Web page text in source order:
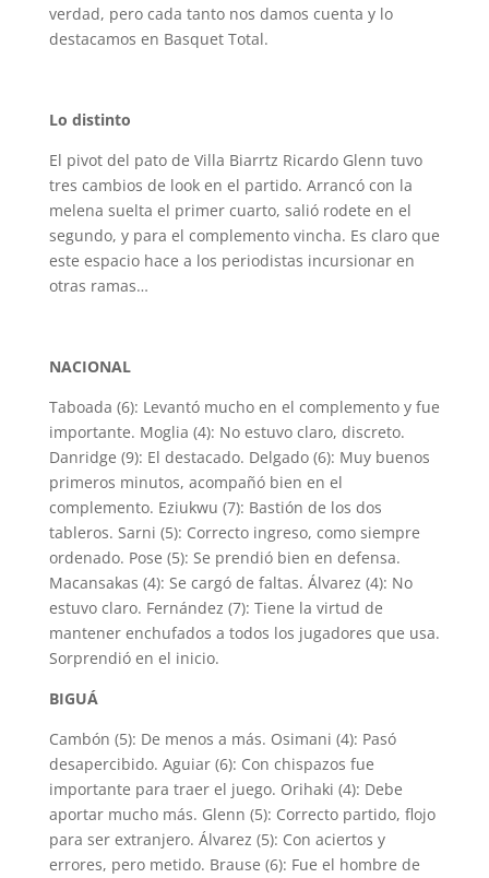
verdad, pero cada tanto nos damos cuenta y lo
destacamos en Basquet Total.
Lo distinto
El pivot del pato de Villa Biarrtz Ricardo Glenn tuvo
tres cambios de look en el partido. Arrancó con la
melena suelta el primer cuarto, salió rodete en el
segundo, y para el complemento vincha. Es claro que
este espacio hace a los periodistas incursionar en
otras ramas…
NACIONAL
Taboada (6): Levantó mucho en el complemento y fue
importante. Moglia (4): No estuvo claro, discreto.
Danridge (9): El destacado. Delgado (6): Muy buenos
primeros minutos, acompañó bien en el
complemento. Eziukwu (7): Bastión de los dos
tableros. Sarni (5): Correcto ingreso, como siempre
ordenado. Pose (5): Se prendió bien en defensa.
Macansakas (4): Se cargó de faltas. Álvarez (4): No
estuvo claro. Fernández (7): Tiene la virtud de
mantener enchufados a todos los jugadores que usa.
Sorprendió en el inicio.
BIGUÁ
Cambón (5): De menos a más. Osimani (4): Pasó
desapercibido. Aguiar (6): Con chispazos fue
importante para traer el juego. Orihaki (4): Debe
aportar mucho más. Glenn (5): Correcto partido, flojo
para ser extranjero. Álvarez (5): Con aciertos y
errores, pero metido. Brause (6): Fue el hombre de